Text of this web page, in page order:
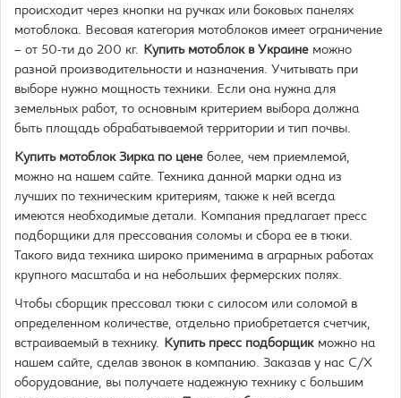
происходит через кнопки на ручках или боковых панелях
мотоблока. Весовая категория мотоблоков имеет ограничение
– от 50-ти до 200 кг. Купить мотоблок в Украинеможно
разной производительности и назначения. Учитывать при
выборе нужно мощность техники. Если она нужна для
земельных работ, то основным критерием выбора должна
быть площадь обрабатываемой территории и тип почвы.
Купить мотоблок Зирка по цене более, чем приемлемой,
можно на нашем сайте. Техника данной марки одна из
лучших по техническим критериям, также к ней всегда
имеются необходимые детали. Компания предлагает пресс
подборщики для прессования соломы и сбора ее в тюки.
Такого вида техника широко применима в аграрных работах
крупного масштаба и на небольших фермерских полях.
Чтобы сборщик прессовал тюки с силосом или соломой в
определенном количестве, отдельно приобретается счетчик,
встраиваемый в технику. Купить пресс подборщик можно на
нашем сайте, сделав звонок в компанию. Заказав у нас С/Х
оборудование, вы получаете надежную технику с большим